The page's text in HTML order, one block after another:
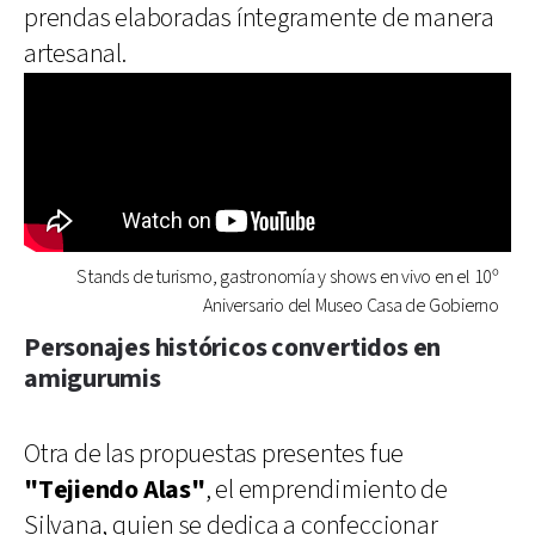
prendas elaboradas íntegramente de manera
artesanal.
Stands de turismo, gastronomía y shows en vivo en el 10º
Aniversario del Museo Casa de Gobierno
Personajes históricos convertidos en
amigurumis
Otra de las propuestas presentes fue
"Tejiendo Alas", el emprendimiento de
Silvana, quien se dedica a confeccionar